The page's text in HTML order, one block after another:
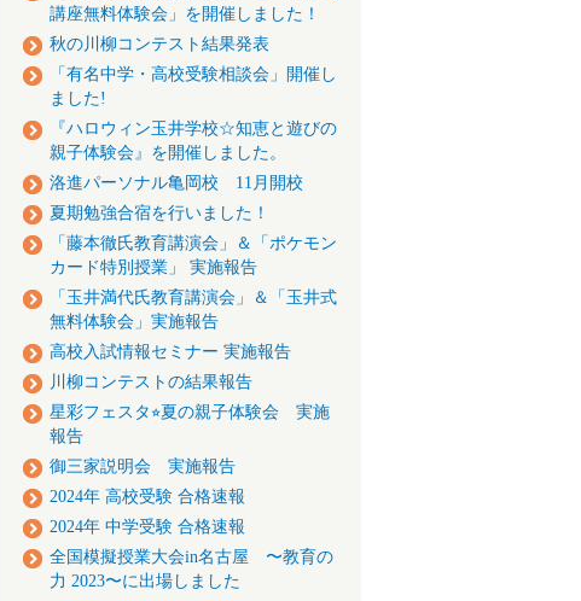
講座無料体験会」を開催しました！
秋の川柳コンテスト結果発表
「有名中学・高校受験相談会」開催し
ました!
『ハロウィン玉井学校☆知恵と遊びの
親子体験会』を開催しました。
洛進パーソナル亀岡校 11月開校
夏期勉強合宿を行いました！
「藤本徹氏教育講演会」＆「ポケモン
カード特別授業」 実施報告
「玉井満代氏教育講演会」＆「玉井式
無料体験会」実施報告
高校入試情報セミナー 実施報告
川柳コンテストの結果報告
星彩フェスタ⭐︎夏の親子体験会 実施
報告
御三家説明会 実施報告
2024年 高校受験 合格速報
2024年 中学受験 合格速報
全国模擬授業大会in名古屋 〜教育の
力 2023〜に出場しました